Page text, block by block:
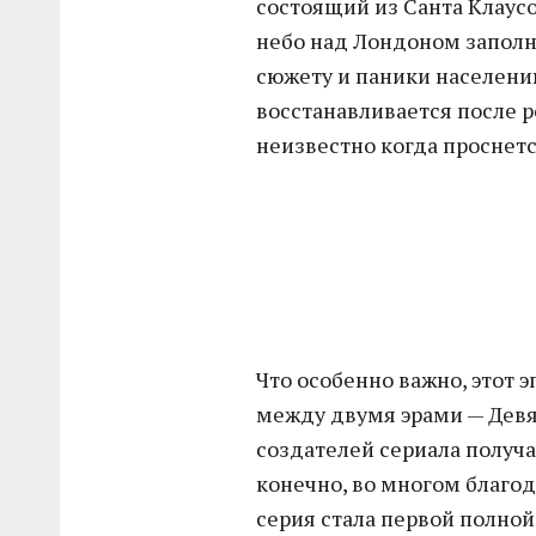
небо над Лондоном
сюжету и паники
восстанавливается после
неизвестно когда
Что особенно важно, этот
между двумя эрами —
создателей сериала
конечно, во многом
серия стала первой